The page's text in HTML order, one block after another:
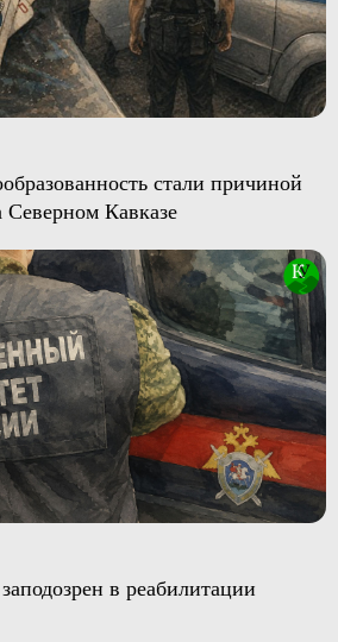
стали причиной
Кавказе
в реабилитации